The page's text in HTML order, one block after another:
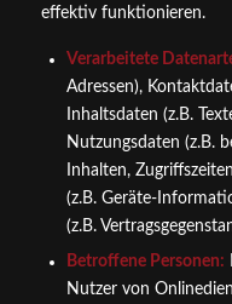
effektiv funktionieren.
Verarbeitete
Adressen),
Inhaltsdaten (z.B.
Nutzungsdaten (z.B.
Inhalten,
(z.B. Geräte-
(z.B.
Betroffene Personen:
Nutzer von